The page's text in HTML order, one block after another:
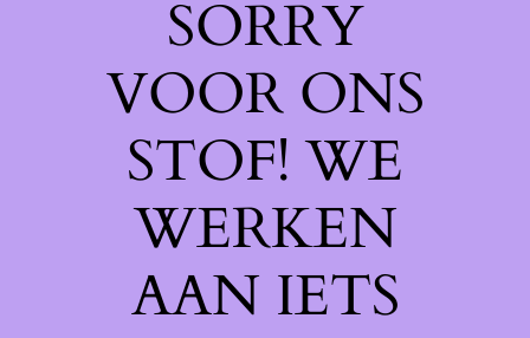
SORRY
VOOR ONS
STOF! WE
WERKEN
AAN IETS